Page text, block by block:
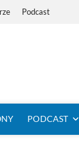
Podcast
PODCAST